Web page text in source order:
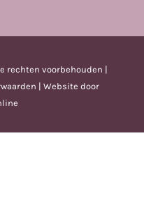
rechten voorbehouden |
| Website door